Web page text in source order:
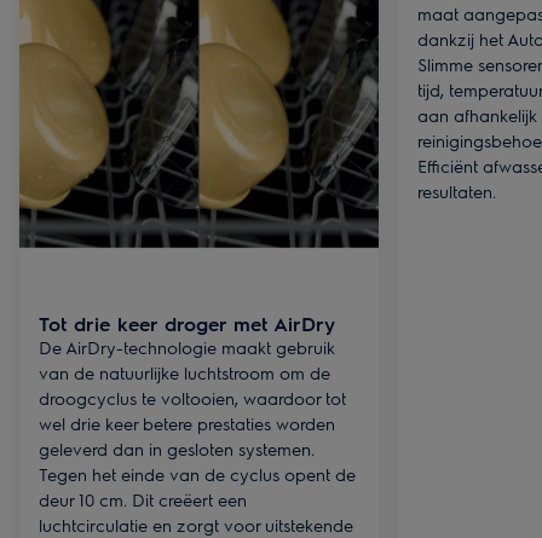
Tot drie keer droger met AirDry
De AirDry-technologie maakt gebruik
van de natuurlijke luchtstroom om de
droogcyclus te voltooien, waardoor tot
wel drie keer betere prestaties worden
geleverd dan in gesloten systemen.
Tegen het einde van de cyclus opent de
deur 10 cm. Dit creëert een
luchtcirculatie en zorgt voor uitstekende
maat
dankzij het
Slimme
tijd,
aan
Efficiënt
resultaten.